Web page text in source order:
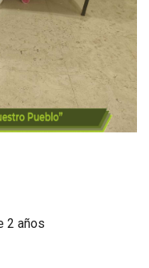
2 años